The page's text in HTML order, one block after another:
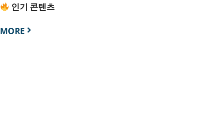
인기 콘텐츠
MORE